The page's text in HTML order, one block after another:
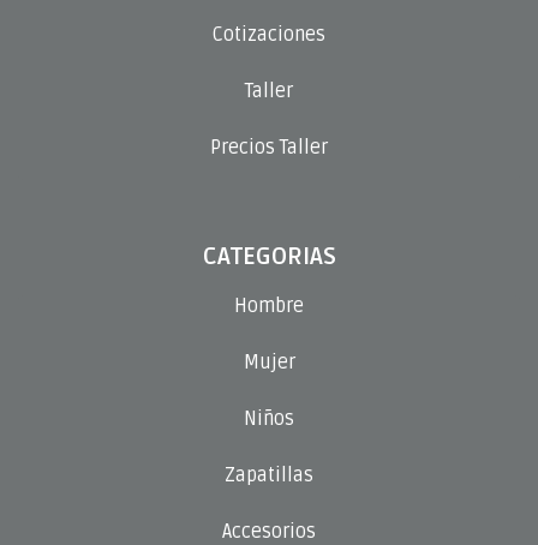
Cotizaciones
Taller
Precios Taller
CATEGORIAS
Hombre
Mujer
Niños
Zapatillas
Accesorios